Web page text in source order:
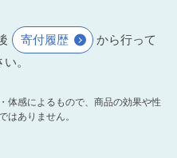
寄付履歴
から行って
。
体感によるもので、商品の効果や性
はありません。